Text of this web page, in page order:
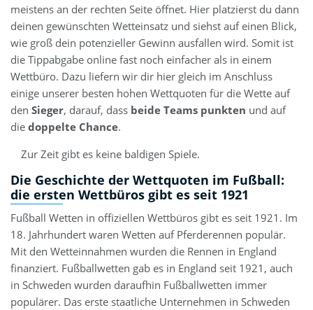
meistens an der rechten Seite öffnet. Hier platzierst du dann
deinen gewünschten Wetteinsatz und siehst auf einen Blick,
wie groß dein potenzieller Gewinn ausfallen wird. Somit ist
die Tippabgabe online fast noch einfacher als in einem
Wettbüro. Dazu liefern wir dir hier gleich im Anschluss
einige unserer besten hohen Wettquoten für die Wette auf
den Sieger, darauf, dass beide Teams punkten und auf
die doppelte Chance.
Zur Zeit gibt es keine baldigen Spiele.
Die Geschichte der Wettquoten im Fußball:
die ersten Wettbüros gibt es seit 1921
Fußball Wetten in offiziellen Wettbüros gibt es seit 1921. Im
18. Jahrhundert waren Wetten auf Pferderennen populär.
Mit den Wetteinnahmen wurden die Rennen in England
finanziert. Fußballwetten gab es in England seit 1921, auch
in Schweden wurden daraufhin Fußballwetten immer
populärer. Das erste staatliche Unternehmen in Schweden